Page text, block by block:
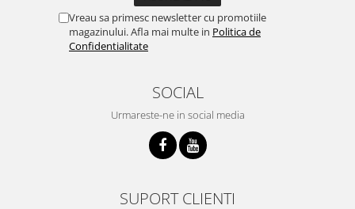
Vreau sa primesc newsletter cu promotiile
magazinului. Afla mai multe in Politica de
Confidentialitate
SOCIAL
Urmareste-ne in social media
SUPORT CLIENTI